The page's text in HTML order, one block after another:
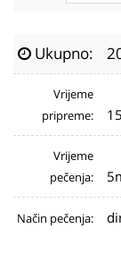
Ukupno:
Vrijeme
pripreme:
Vrijeme
pečenja:
Način pečenja: